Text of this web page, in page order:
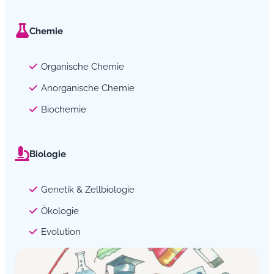
Chemie
Organische Chemie
Anorganische Chemie
Biochemie
Biologie
Genetik & Zellbiologie
Ökologie
Evolution